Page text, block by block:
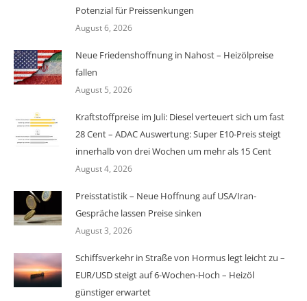
Potenzial für Preissenkungen
August 6, 2026
Neue Friedenshoffnung in Nahost – Heizölpreise
fallen
August 5, 2026
Kraftstoffpreise im Juli: Diesel verteuert sich um fast
28 Cent – ADAC Auswertung: Super E10-Preis steigt
innerhalb von drei Wochen um mehr als 15 Cent
August 4, 2026
Preisstatistik – Neue Hoffnung auf USA/Iran-
Gespräche lassen Preise sinken
August 3, 2026
Schiffsverkehr in Straße von Hormus legt leicht zu –
EUR/USD steigt auf 6-Wochen-Hoch – Heizöl
günstiger erwartet